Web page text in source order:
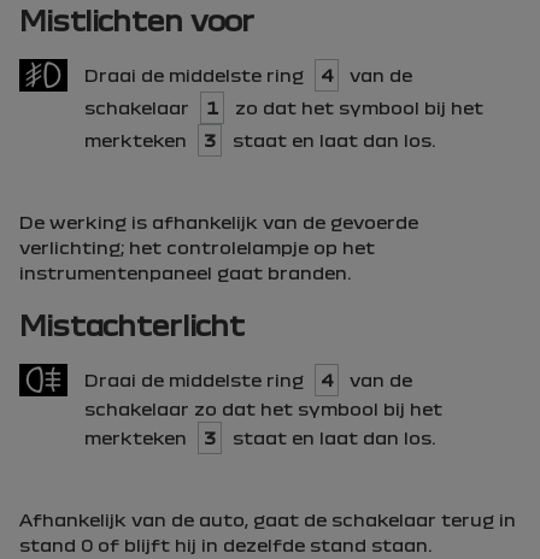
Mistlichten voor
Draai de middelste ring 4
van de
schakelaar
1
zo dat het symbool bij het
merkteken
3 staat en laat dan los.
De werking is afhankelijk van de gevoerde
verlichting; het controlelampje op het
instrumentenpaneel gaat branden.
Mistachterlicht
Draai de middelste ring 4
van de
schakelaar zo dat het symbool bij het
merkteken
3 staat en laat dan los.
Afhankelijk van de auto, gaat de schakelaar terug in
stand 0 of blijft hij in dezelfde stand staan.